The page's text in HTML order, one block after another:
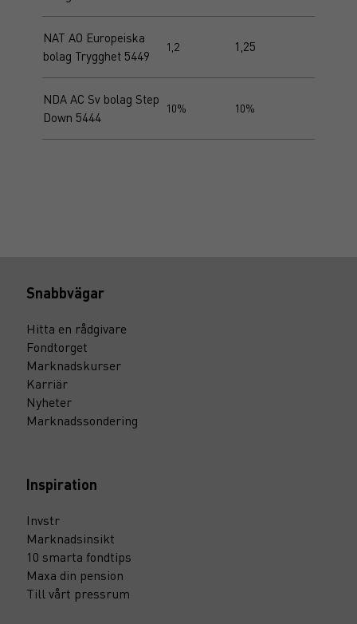
NAT AO Europeiska
bolag Trygghet 5449
1,2 1,25
NDA AC Sv bolag Step
Down 5444
10% 10%
Snabbvägar
Hitta en rådgivare
Fondtorget
Marknadskurser
Karriär
Nyheter
Marknadssondering
Inspiration
Invstr
Marknadsinsikt
10 smarta fondtips
Maxa din pension
Till vårt pressrum